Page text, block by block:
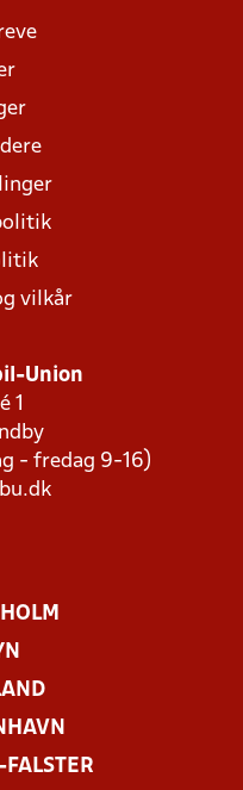
vilkår
Union
1
- fredag 9-16)
FALSTER